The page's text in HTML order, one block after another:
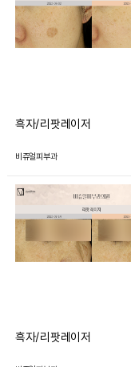
흑자/리팟레이저
비쥬얼피부과
흑자/리팟레이저